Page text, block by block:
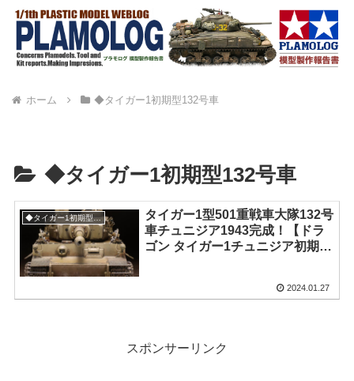
ホーム ◆タイガー1初期型132号車
◆タイガー1初期型132号車
◆タイガー1初期型132号車
タイガー1型501重戦車大隊132号
車チュニジア1943完成！【ドラ
ゴン タイガー1チュニジア初期
2024.01.27
スポンサーリンク